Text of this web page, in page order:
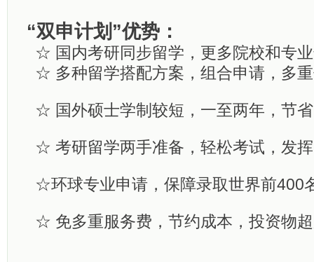
“双申计划”优势：
☆ 国内考研同步留学，更多院校和专
☆ 多种留学搭配方案，组合申请，多
☆ 国外硕士学制较短，一至两年，节
☆ 考研留学两手准备，轻松考试，发
☆环球专业申请，保障录取世界前400
☆ 免多重服务费，节约成本，投资物